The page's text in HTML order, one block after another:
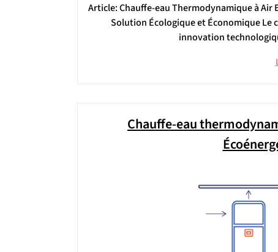
Article: Chauffe-eau Thermodynamique à
Solution Écologique et Économique
innovation
Chauffe-eau